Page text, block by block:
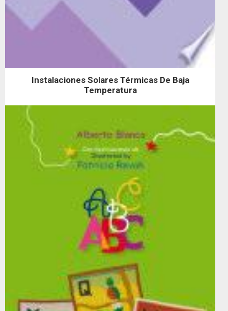
Instalaciones Solares Térmicas De Baja
Temperatura